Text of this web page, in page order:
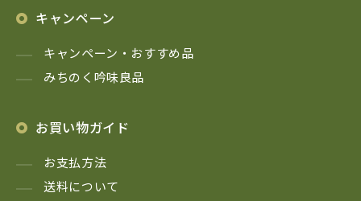
キャンペーン
キャンペーン・おすすめ品
みちのく吟味良品
お買い物ガイド
お支払方法
送料について